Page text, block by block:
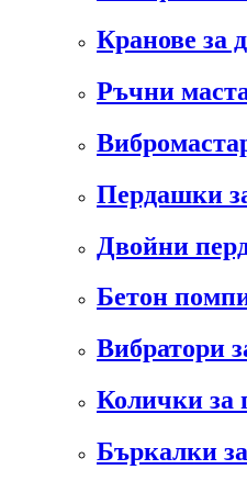
Кранове за
Ръчни
Пердашки
Двойни
Бетон
Вибратори
Колички за
Бъркалки